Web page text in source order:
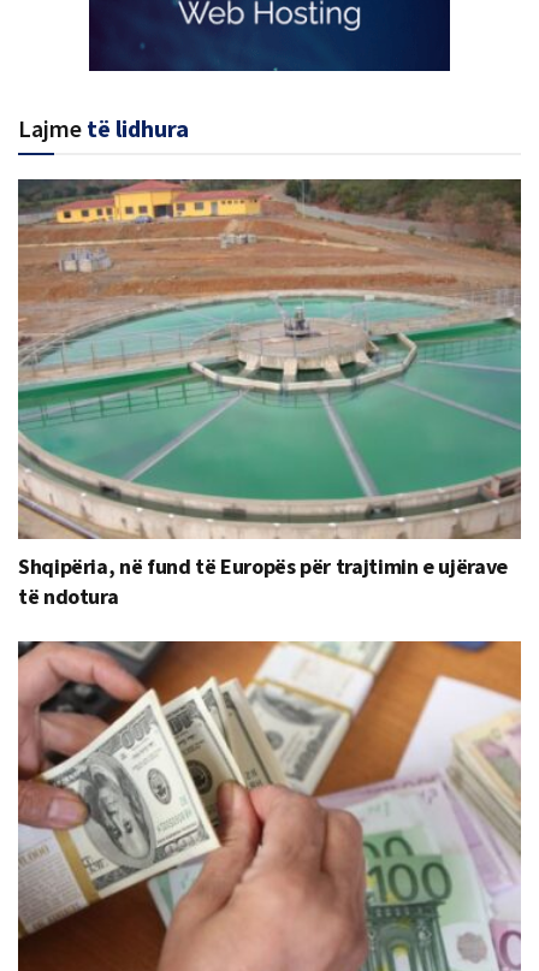
Lajme të lidhura
Shqipëria, në fund të Europës për trajtimin e ujërave
të ndotura